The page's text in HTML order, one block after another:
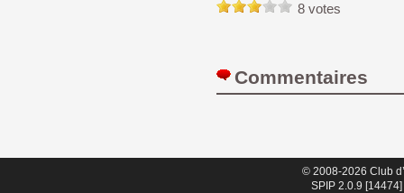
8 votes
Commentaires
© 2008-2026 Club
SPIP 2.0.9 [14474]